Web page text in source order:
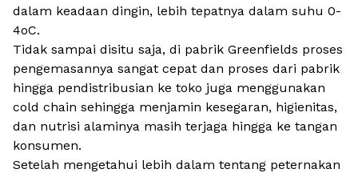
dalam keadaan dingin, lebih tepatnya dalam suhu 0-
4oC.
Tidak sampai disitu saja, di pabrik Greenfields proses
pengemasannya sangat cepat dan proses dari pabrik
hingga pendistribusian ke toko juga menggunakan
cold chain sehingga menjamin kesegaran, higienitas,
dan nutrisi alaminya masih terjaga hingga ke tangan
konsumen.
Setelah mengetahui lebih dalam tentang peternakan